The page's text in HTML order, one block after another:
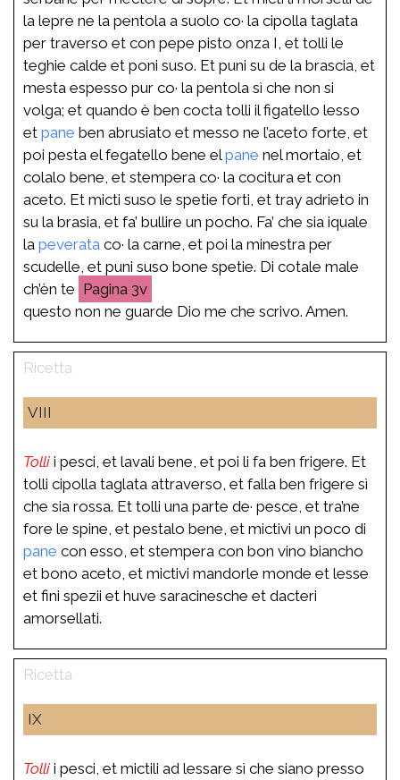
la lepre ne la pentola a suolo co· la cipolla taglata
per traverso et con pepe pisto onza I, et tolli le
teghie calde et poni suso. Et puni su de la brascia, et
mesta espesso pur co· la pentola sì che non si
volga; et quando è ben cocta tolli il figatello lesso
et pane ben abrusiato et messo ne l’aceto forte, et
poi pesta el fegatello bene elpane nel mortaio, et
colalo bene, et stempera co· la cocitura et con
aceto. Et micti suso le spetie forti, et tray adrieto in
su la brasia, et fa’ bullire un pocho. Fa’ che sia iquale
la peverata co· la carne, et poi la minestra per
scudelle, et puni suso bone spetie. Di cotale male
ch’èn te
3v
questo non ne guarde Dio me che scrivo. Amen.
VIII
Tolli i pesci, et lavali bene, et poi li fa ben frigere. Et
tolli cipolla taglata attraverso, et falla ben frigere sì
che sia rossa. Et tolli una parte de· pesce, et tra’ne
fore le spine, et pestalo bene, et mictivi un poco di
pane con esso, et stempera con bon vino biancho
et bono aceto, et mictivi mandorle monde et lesse
et fini spezii et huve saracinesche et dacteri
amorsellati.
IX
Tolli i pesci, et mictili ad lessare sì che siano presso